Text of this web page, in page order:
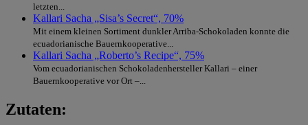
letzten...
Kallari Sacha „Sisa’s Secret“, 70%
Mit einem kleinen Sortiment dunkler Arriba-Schokoladen konnte die
ecuadorianische Bauernkooperative...
Kallari Sacha „Roberto’s Recipe“, 75%
Vom ecuadorianischen Schokoladenhersteller Kallari – einer
Bauernkooperative vor Ort –...
Zutaten: